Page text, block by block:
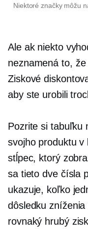
Niektoré značky môžu
Ale ak niekto
neznamená to,
Ziskové
aby ste urobili
Pozrite si tabuľku
svojho produktu
stĺpec, ktorý
sa tieto dve čísla
ukazuje, koľko
dôsledku
rovnaký hrubý